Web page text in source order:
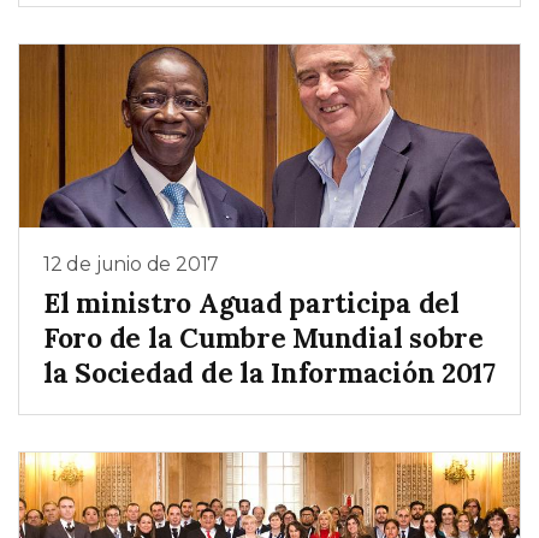
12 de junio de 2017
El ministro Aguad participa del
Foro de la Cumbre Mundial sobre
la Sociedad de la Información 2017